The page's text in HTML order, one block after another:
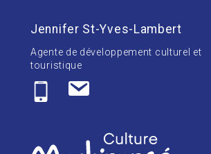
Jennifer St-Yves-Lambert
Agente de développement culturel et
touristique